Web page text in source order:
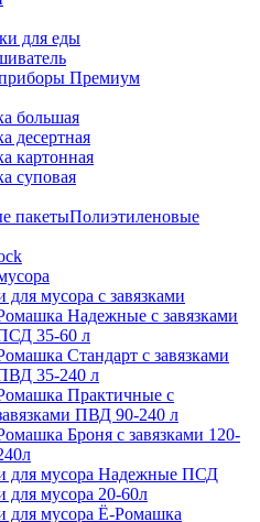
для еды
Премиум
большая
десертная
картонная
суповая
Полиэтиленовые
мусора с завязками
Надежные с завязками
35-60 л
Стандарт с завязками
35-240 л
Практичные с
ПВД 90-240 л
Броня с завязками 120-
для мусора Надежные ПСД
мусора 20-60л
мусора Ё-Ромашка